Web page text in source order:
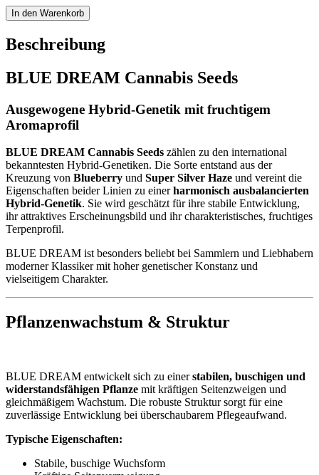
In den Warenkorb
Beschreibung
BLUE DREAM Cannabis Seeds
Ausgewogene Hybrid-Genetik mit fruchtigem
Aromaprofil
BLUE DREAM Cannabis Seeds zählen zu den international
bekanntesten Hybrid-Genetiken. Die Sorte entstand aus der
Kreuzung von Blueberry und Super Silver Haze und vereint die
Eigenschaften beider Linien zu einerharmonisch ausbalancierten
Hybrid-Genetik. Sie wird geschätzt für ihre stabile Entwicklung,
ihr attraktives Erscheinungsbild und ihr charakteristisches, fruchtiges
Terpenprofil.
BLUE DREAM ist besonders beliebt bei Sammlern und Liebhabern
moderner Klassiker mit hoher genetischer Konstanz und
vielseitigem Charakter.
Pflanzenwachstum & Struktur
BLUE DREAM entwickelt sich zu einerstabilen, buschigen und
widerstandsfähigen Pflanze mit kräftigen Seitenzweigen und
gleichmäßigem Wachstum. Die robuste Struktur sorgt für eine
zuverlässige Entwicklung bei überschaubarem Pflegeaufwand.
Typische Eigenschaften:
Stabile, buschige Wuchsform